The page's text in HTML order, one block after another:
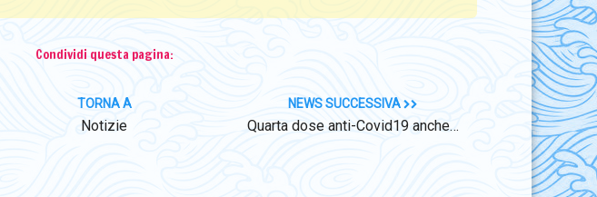
Condividi questa pagina:
TORNA A
Notizie
NEWS SUCCESSIVA
Quarta dose anti-Covid19 anche…